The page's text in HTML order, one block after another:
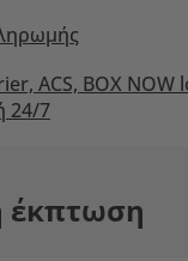
ACS, BOX
24/7
έκπτωση